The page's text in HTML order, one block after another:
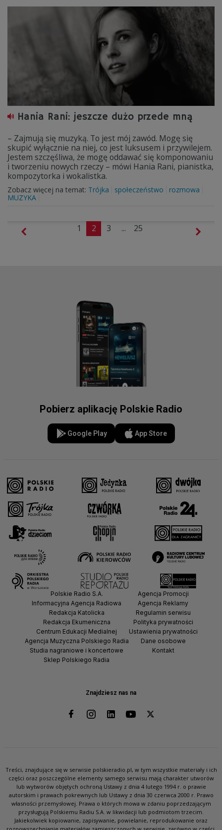
Hania Rani: jeszcze dużo przede mną
– Zajmują się muzyką. To jest mój zawód. Mogę się
skupić wyłącznie na niej, co jest luksusem i przywilejem.
Jestem szczęśliwa, że mogę oddawać się komponowaniu
i tworzeniu nowych rzeczy – mówi Hania Rani, pianistka,
kompozytorka i wokalistka.
Zobacz więcej na temat: Trójka społeczeństwo
rozmowa
MUZYKA
1 2 3 ... 25
Pobierz aplikację Polskie Radio
Google Play App Store
Znajdziesz nas na
Polskie Radio S.A.
Informacyjna Agencja Radiowa
Redakcja Katolicka
Redakcja Ekumeniczna
Centrum Edukacji Medialnej
Agencja Muzyczna Polskiego Radia
Studia nagraniowe i koncertowe
Sklep Polskiego Radia
Agencja Promocji
Agencja Reklamy
Regulamin serwisu
Polityka prywatności
Ustawienia prywatności
Dane osobowe
Kontakt
Treści, znajdujące się w serwisie polskieradio.pl, w tym wszystkie materiały i ich
części oraz poszczególne elementy samego serwisu mają charakter utworów
lub wytworów objętych ochroną Ustawy z dnia 4 lutego 1994 r. o prawie
autorskim i prawach pokrewnych lub Ustawy z dnia 30 czerwca 2000 r. Prawo
własności przemysłowej. Prawa o których mowa w zdaniu poprzedzającym
przysługują Polskiemu Radiu S.A. w likwidacji lub podmiotom trzecim.
Jakiekolwiek kopiowanie, zapisywanie, powielanie, reprodukowanie oraz